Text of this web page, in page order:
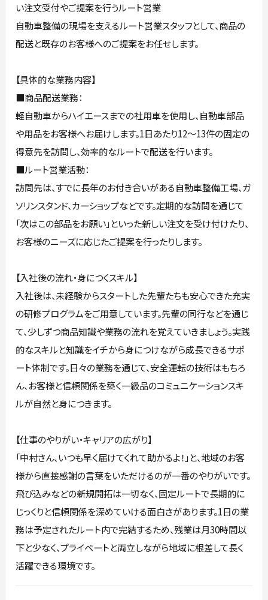
い注文受付やご提案を行うルート営業
自動車整備の現場を支えるルート営業スタッフとして、商品の
配送と既存のお客様へのご提案をお任せします。
【具体的な業務内容】
■商品配送業務：
軽自動車からハイエースまでの社用車を使用し、自動車部品
や用品をお客様へお届けします。1日あたり12〜13件の固定の
得意先を訪問し、効率的なルートで配送を行います。
■ルート営業活動：
訪問先は、すでに長年のお付き合いがある自動車整備工場、ガ
ソリンスタンド、カーショップなどです。定期的な訪問を通じて
「次はこの部品をお願い」といった新しい注文を受け付けたり、
お客様のニーズに応じたご提案を行ったりします。
【入社後の流れ・身につくスキル】
入社後は、未経験からスタートした先輩たちも安心できた充実
の研修プログラムをご用意しています。先輩の同行などを通じ
て、少しずつ商品知識や業務の流れを覚えていきましょう。実践
的なスキルと知識をイチから身につけながら成長できるサポ
ート体制です。日々の業務を通じて、安全運転の技術はもちろ
ん、お客様と信頼関係を築く一級品のコミュニケーションスキ
ルが自然と身につきます。
【仕事のやりがい・キャリアの広がり】
「中村さん、いつも早く届けてくれて助かるよ！」と、地域のお客
様から直接感謝の言葉をいただけるのが一番のやりがいです。
飛び込みなどの新規開拓は一切なく、固定ルートで長期的に
じっくりと信頼関係を深めていける面白さがあります。1日の業
務は予定されたルート内で完結するため、残業は月30時間以
下と少なく、プライベートと両立しながら地域に根差して長く
活躍できる環境です。